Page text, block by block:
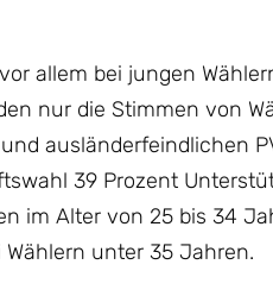
allem bei jungen
nur die Stimmen von
ausländerfeindlichen
39 Prozent
im Alter von 25 bis 34
Wählern unter 35 Jahren.